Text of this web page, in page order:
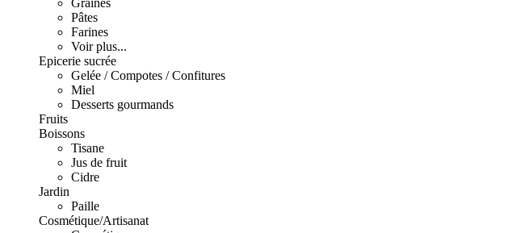
Graines
Pâtes
Farines
Voir plus...
Epicerie sucrée
Gelée / Compotes / Confitures
Miel
Desserts gourmands
Fruits
Boissons
Tisane
Jus de fruit
Cidre
Jardin
Paille
Cosmétique/Artisanat